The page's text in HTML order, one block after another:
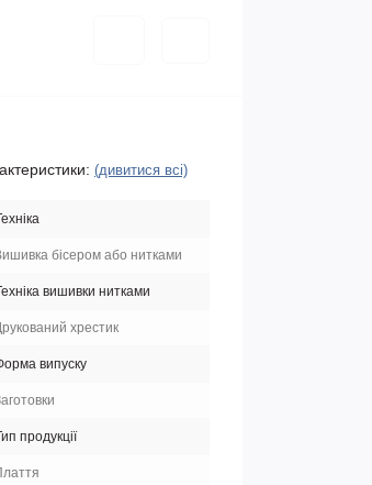
(дивитися всі)
бісером або нитками
вишивки нитками
хрестик
випуску
продукції